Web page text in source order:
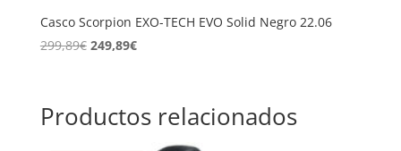
Casco Scorpion EXO-TECH EVO Solid Negro 22.06
299,89€ El
era:
299,89€.
249,89€El
249,89€.
Productos relacionados